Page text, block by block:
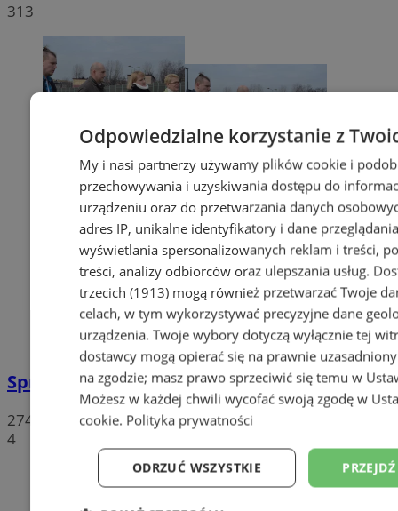
313
Sprzeciwiają się niedzieli wolnej od handlu
274
4
Odpowiedzialne korzystanie z
My i nasi partnerzy używamy plików cookie i
przechowywania i uzyskiwania dostępu do
urządzeniu oraz do przetwarzania danych
adres IP, unikalne identyfikatory i dane
wyświetlania spersonalizowanych reklam i treści,
treści, analizy odbiorców oraz ulepszania usług.
trzecich (1913)mogą również przetwarzać Twoje
celach, w tym wykorzystywać precyzyjne dane
urządzenia. Twoje wybory dotyczą wyłącznie tej
dostawcy mogą opierać się na prawnie
na zgodzie; masz prawo sprzeciwić się temu w
Możesz w każdej chwili wycofać swoją zgodę w
cookie. Polityka prywatności
ODRZUĆ WSZYSTKIE